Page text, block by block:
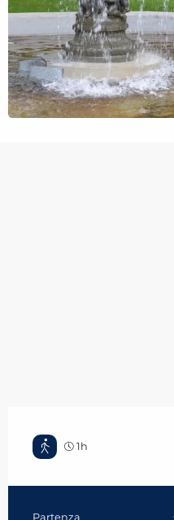
1h
Partenza